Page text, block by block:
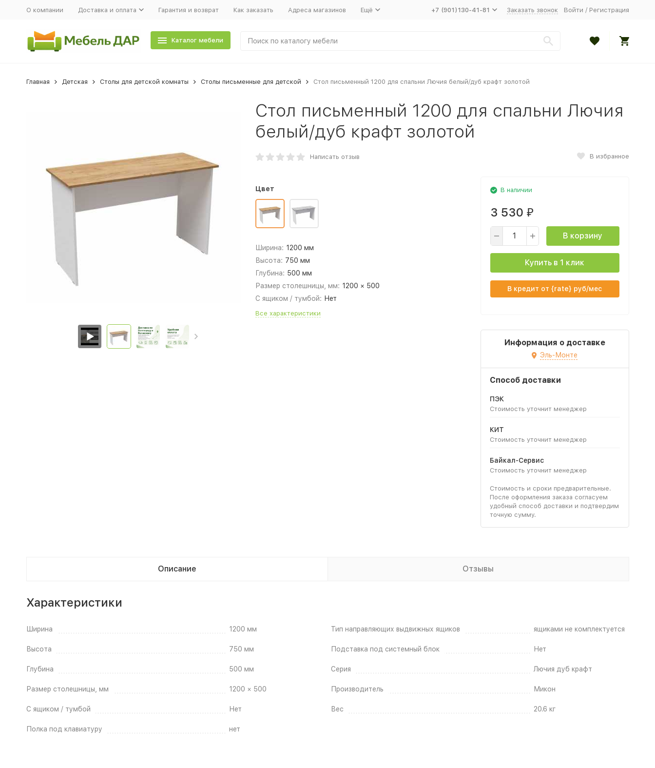
О компании Доставка и оплата Гарантия и возврат Как заказать Адреса магазинов Ещё +7 (901)130-41-81 Заказать звонок Войти / Регистрация
Каталог мебели
Главная Детская Столы для детской комнаты Столы письменные для детской Стол письменный 1200 для спальни Лючия белый/дуб крафт золотой
Стол письменный 1200 для спальни Лючия
белый/дуб крафт золотой
Написать отзыв В избранное
Цвет
Ширина: 1200 мм
Высота: 750 мм
Глубина: 500 мм
Размер столешницы, мм: 1200 × 500
С ящиком / тумбой: Нет
Все характеристики
В наличии
3 530 ₽
В корзину
Купить в 1 клик
В кредит от {rate} руб/мес
Информация о доставке
Эль-Монте
Способ доставки
ПЭК
Стоимость уточнит менеджер
КИТ
Стоимость уточнит менеджер
Байкал-Сервис
Стоимость уточнит менеджер
Стоимость и сроки предварительные.
После оформления заказа согласуем
удобный способ доставки и подтвердим
точную сумму.
Описание Отзывы
Характеристики
Ширина 1200 мм
Высота 750 мм
Глубина 500 мм
Размер столешницы, мм 1200 × 500
С ящиком / тумбой Нет
Полка под клавиатуру нет
Тип направляющих выдвижных ящиков ящиками не комплектуется
Подставка под системный блок Нет
Серия Лючия дуб крафт
Производитель Микон
Вес 20.6 кг